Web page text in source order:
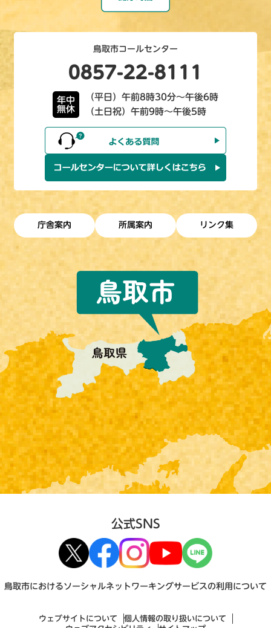
鳥取市コールセンター
0857-22-8111
年中
無休
（平日）午前8時30分～午後6時
（土日祝）午前9時～午後5時
庁舎案内 所属案内 リンク集
公式SNS
鳥取市におけるソーシャルネットワーキングサービスの利用について
ウェブサイトについて
個人情報の取り扱いについて